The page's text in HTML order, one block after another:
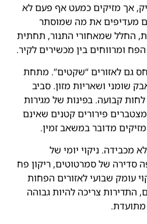
אך מזיקים כמעט אף פעם לא
מעדיפים את מה שמוסתר
החלל שמאחורי התנור, תחתית
הפח ומרווחים בין מכשירים לקיר.
גם לאזורים “שקטים”. מתחת
שומני ושאריות מזון. סביב
קבועה. בפינות של מגירות
פירורים קטנים שאינם
מדובר במשאב זמין.
מכבידה. ניקוי יומי של
של סמרטוטים, ריקון פח
עומק שבועי לאזורים הפחות
התדירות צריכה להיות גבוהה
מתועדת.